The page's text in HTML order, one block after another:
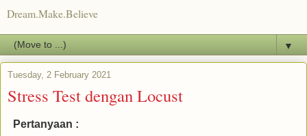
Dream.Make.Believe
▼
Tuesday, 2 February 2021
Stress Test dengan Locust
Pertanyaan :